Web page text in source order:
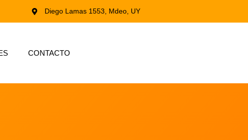
Diego Lamas 1553, Mdeo, UY
CONTACTO